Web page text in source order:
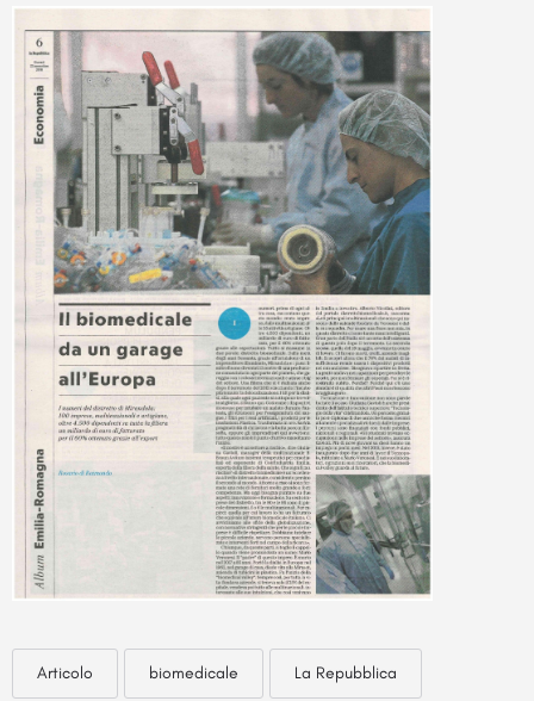
Articolo biomedicale La Repubblica